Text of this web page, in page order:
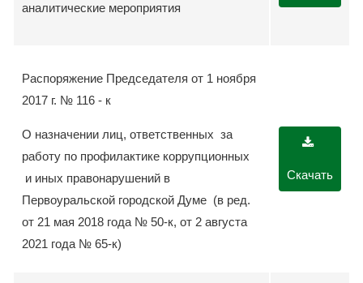
аналитические мероприятия
Распоряжение Председателя от 1 ноября
2017 г. № 116 - к
О назначении лиц, ответственных за
работу по профилактике коррупционных
и иных правонарушений в
Первоуральской городской Думе (в ред.
от 21 мая 2018 года № 50-к, от 2 августа
2021 года № 65-к)
Скачать